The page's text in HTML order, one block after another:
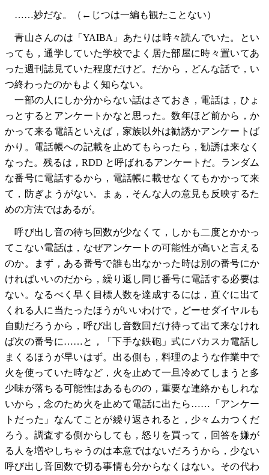
……妙だな。（←じつは一編も観たことない）
青山さんのは「YAIBA」あたりは時々読んでいた。とい
っても，通学していた学校でよく居た部屋に時々置いてあ
った週刊誌見ていた程度だけど。だから，どんな話で，い
つ終わったのかもよく知らない。
一部の人にしか分からない話はさておき，電話は，ひょ
っとするとアンケートかなと思った。数年ほど前から，か
かって来る電話といえば，家族以外は勧誘かアンケートば
かり。電話帳への記載を止めてもらったら，勧誘は来なく
なった。残るは，RDD と呼ばれるアンケートだ。ランダム
な番号に電話するから，電話帳に載せなくてもかかって来
て，防ぎようがない。まぁ，そんな人の意見も反映するた
めの方法ではあるが。
呼び出し音の待ち回数が少なくて，しかも二度とかかっ
てこない電話は，なぜアンケートの可能性が高いと言える
のか。まず，ある番号で誰も出なかった時は別の番号にか
ければいいのだから，繰り返し同じ番号に電話する必要は
ない。なるべく早く目標人数を達成するには，直ぐに出て
くれる人に当たったほうがいいわけで，どーせダイヤルも
自動だろうから，呼び出し音数回だけ待って出て来なけれ
ば次の番号に……と，「下手な鉄砲」式にバカスカ電話し
まくるほうが早いはず。出る側も，料理のような作業中で
火を使っていた時など，火を止めて一旦冷めてしまうと多
少味が落ちる可能性はあるものの，重要な連絡かもしれな
いから，念のため火を止めて電話に出たら……「アンケー
トだった」なんてことが繰り返されると，少々ムカつくだ
ろう。調査する側からしても，怒りを買って，回答を嫌が
る人を増やしちゃうのは本意ではないだろうから，少ない
呼び出し音回数で切る事情も分からなくはない。その代わ